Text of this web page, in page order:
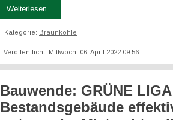
Weiterlesen ...
Kategorie: Braunkohle
Veröffentlicht: Mittwoch, 06. April 2022 09:56
Bauwende: GRÜNE
Bestandsgebäude